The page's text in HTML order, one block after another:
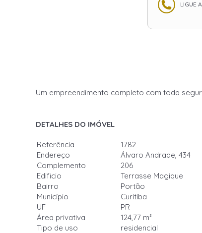
LIGUE
Um empreendimento completo com toda
DETALHES DO IMÓVEL
Referência
1782
Endereço
Álvaro Andrade, 434
Complemento
206
Edificio
Terrasse Magique
Bairro
Portão
Município
Curitiba
UF
PR
Área privativa
124,77 m²
Tipo de uso
residencial